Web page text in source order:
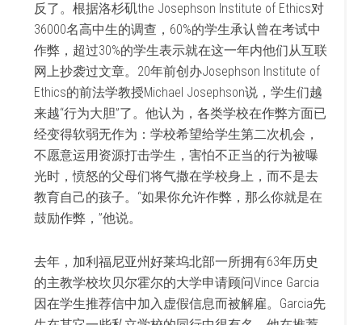
反了。根据洛杉矶the Josephson Institute of Ethics对
36000名高中生的调查，60%的学生承认曾在考试中
作弊，超过30%的学生表示就在这一年内他们从互联
网上抄袭过文章。20年前创办Josephson Institute of
Ethics的前法学教授Michael Josephson说，学生们越
来越“行为大胆”了。他认为，各类学校在作弊方面已
经变得软弱无作为：学校希望给学生第二次机会，
不愿意运用资源打击学生，害怕不正当的行为被曝
光时，愤怒的父母们将气撒在学校身上，而不是去
教育自己的孩子。“如果你允许作弊，那么你就是在
鼓励作弊，”他说。
去年，加利福尼亚州好莱坞北部一所拥有63年历史
的主教学校坎贝尔霍尔的大学申请顾问Vince Garcia
因在学生推荐信中加入虚假信息而被解雇。Garcia先